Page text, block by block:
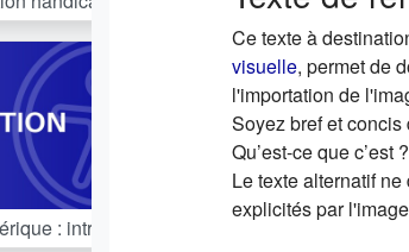
: introduction
Ce texte à
visuelle, permet de
l'importation de
Soyez bref et
Qu’est-ce que
Le texte alternatif
explicités par